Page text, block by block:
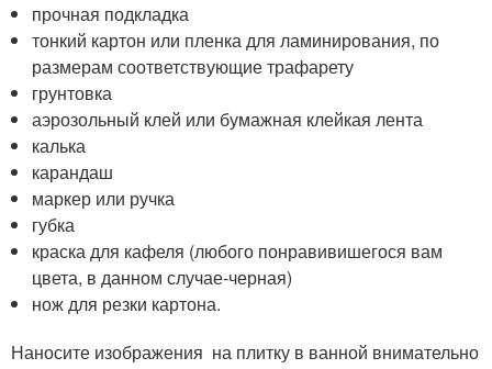
прочная подкладка
тонкий картон или пленка для ламинирования, по
размерам соответствующие трафарету
грунтовка
аэрозольный клей или бумажная клейкая лента
калька
карандаш
маркер или ручка
губка
краска для кафеля (любого понравивишегося вам
цвета, в данном случае-черная)
нож для резки картона.
Наносите изображения на плитку в ванной внимательно